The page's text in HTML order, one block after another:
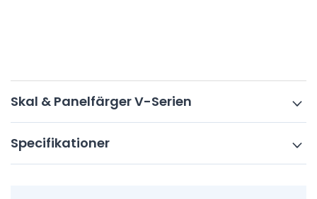
Skal & Panelfärger V-Serien
Specifikationer